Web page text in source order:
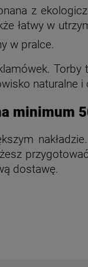
z
łatwy w
w pralce.
naturalne
minimum
dostawę.